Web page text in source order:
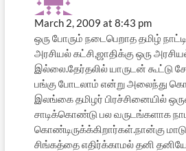
March 2, 2009 at 8:43 pm
ஒரு போரும் நடைபெறாத தமிழ்
அரசியல் கட்சி,ஜாதிக்கு ஒரு
இல்லை.தேர்தலில் யாருடன் கூட்டு
பங்கு போடலாம் என்று அலைந்து
இலங்கை தமிழர் பிரச்சினையில்
சாடிக்கொண்டு பல வருடங்களாக
கொண்டிருக்க்கிறார்கள்.நான்கு
சிங்கத்தை எதிர்க்காமல் தனி